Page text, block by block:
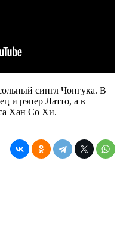
сингл Чонгука. В
и рэпер Латто, а в
Хан Со Хи.